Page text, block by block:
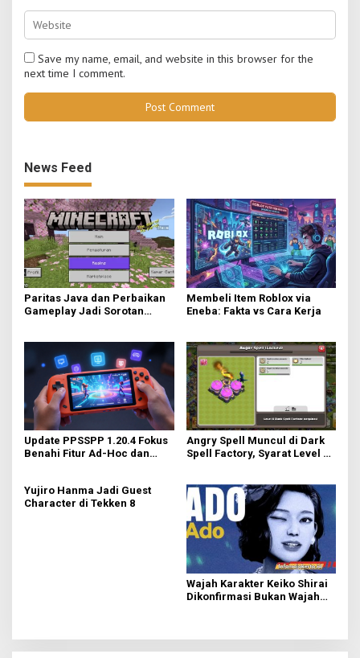
Save my name, email, and website in this browser for the
next time I comment.
News Feed
Paritas Java dan Perbaikan
Gameplay Jadi Sorotan
Membeli Item Roblox via
Eneba: Fakta vs Cara Kerja
Update PPSSPP 1.20.4 Fokus
Benahi Fitur Ad-Hoc dan
Angry Spell Muncul di Dark
Spell Factory, Syarat Level 8
Yujiro Hanma Jadi Guest
Character di Tekken 8
Wajah Karakter Keiko Shirai
Dikonfirmasi Bukan Wajah